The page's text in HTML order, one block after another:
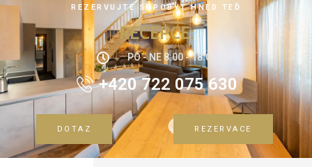
REZERVUJTE SI POBYT HNED TEĎ
RECEPCE:
PO - NE 8:00 - 18:00
+420 722 075 630
DOTAZ REZERVACE